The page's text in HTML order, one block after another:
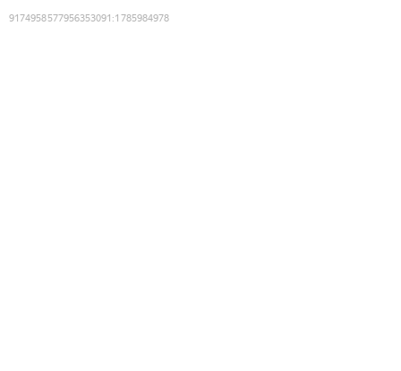
9174958577956353091 :1785984978